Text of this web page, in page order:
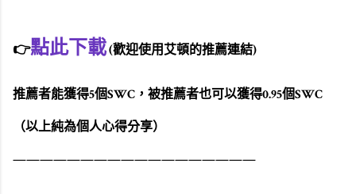
👉點此下載(歡迎使用艾頓的推薦連結)
推薦者能獲得5個SWC，被推薦者也可以獲得0.95個SWC
（以上純為個人心得分享）
——————————————————